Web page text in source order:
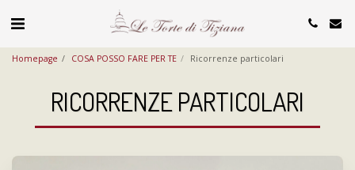
Homepage COSA POSSO FARE PER TE Ricorrenze particolari
RICORRENZE PARTICOLARI